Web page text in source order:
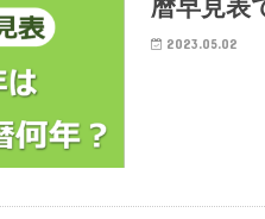
暦早見表
2023.05.02